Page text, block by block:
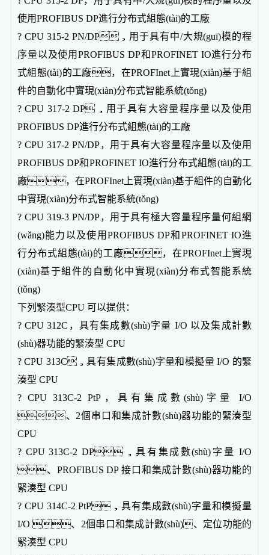
使用PROFIBUS DP進行分布式組態(tài)的工廠
? CPU 315-2 PN/DP，用于具有中/大規(guī)模的程
序量以及使用PROFIBUS DP和PROFINET IO進行分布
式組態(tài)的工廠，在PROFInet上實現(xiàn)基于組
件的自動化中實現(xiàn)分布式智能系統(tǒng)
? CPU 317-2 DP，用于具有大容量程序量以及使用
PROFIBUS DP進行分布式組態(tài)的工廠
? CPU 317-2 PN/DP，用于具有大容量程序量以及使用
PROFIBUS DP和PROFINET IO進行分布式組態(tài)的工
廠，在PROFInet上實現(xiàn)基于組件的自動化
中實現(xiàn)分布式智能系統(tǒng)
? CPU 319-3 PN/DP，用于具有極大容量程序量何組網
(wǎng)能力以及使用PROFIBUS DP和PROFINET IO進
行分布式組態(tài)的工廠，在PROFInet上實現
(xiàn)基于組件的自動化中實現(xiàn)分布式智能系統
(tǒng)
下列緊湊型CPU 可以提供：
? CPU 312C，具有集成數(shù)字量 I/O 以及集成計數
(shù)器功能的緊湊型 CPU
? CPU 313C，具有集成數(shù)字量和模擬量 I/O 的緊
湊型 CPU
? CPU 313C-2 PtP，具有集成數(shù)字量 I/O
、2個串口和集成計數(shù)器功能的緊湊型
CPU
? CPU 313C-2 DP，具有集成數(shù)字量 I/O
、PROFIBUS DP 接口和集成計數(shù)器功能的
緊湊型 CPU
? CPU 314C-2 PtP，具有集成數(shù)字量和模擬量
I/O 、2個串口和集成計數(shù)、定位功能的
緊湊型 CPU